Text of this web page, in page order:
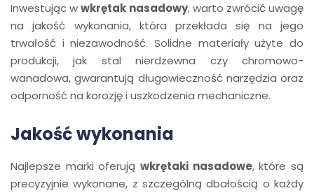
Inwestując wwkrętak nasadowy, warto zwrócić uwagę
na jakość wykonania, która przekłada się na jego
trwałość i niezawodność. Solidne materiały użyte do
produkcji, jak stal nierdzewna czy chromowo-
wanadowa, gwarantują długowieczność narzędzia oraz
odporność na korozję i uszkodzenia mechaniczne.
Jakość wykonania
Najlepsze marki oferują wkrętaki nasadowe, które są
precyzyjnie wykonane, z szczególną dbałością o każdy